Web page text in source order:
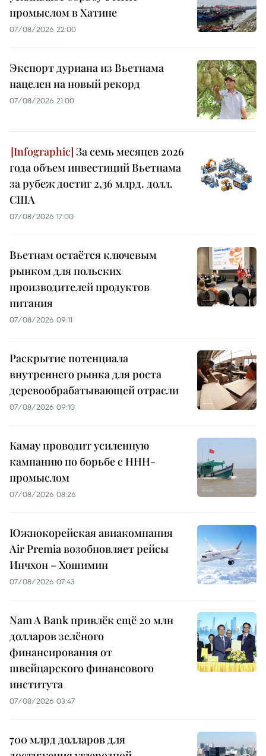
промыслом в Хатине
07/08/2026 22:00
Экспорт дуриана из Вьетнама
нацелен на новый рекорд
07/08/2026 21:00
За семь месяцев 2026
года объем инвестиций Вьетнама
за рубеж достиг 2,36 млрд. долл.
США
07/08/2026 17:00
Вьетнам остаётся ключевым
рынком для польских
производителей продуктов
питания
07/08/2026 09:11
Раскрытие потенциала
внутреннего рынка для роста
деревообрабатывающей отрасли
07/08/2026 09:10
Камау проводит усиленную
кампанию по борьбе с ННН-
промыслом
07/08/2026 08:26
Южнокорейская авиакомпания
Air Premia возобновляет рейсы
Инчхон – Хошимин
07/08/2026 07:43
Nam A Bank привлёк ещё 20 млн
долларов зелёного
финансирования от
швейцарского финансового
института
07/08/2026 03:47
700 млрд долларов для